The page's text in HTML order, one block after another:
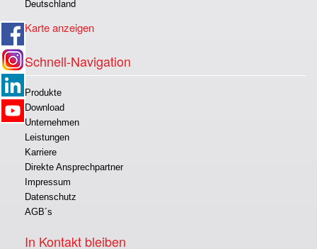
Deutschland
Karte anzeigen
Schnell-Navigation
Produkte
Download
Unternehmen
Leistungen
Karriere
Direkte Ansprechpartner
Impressum
Datenschutz
AGB´s
In Kontakt bleiben